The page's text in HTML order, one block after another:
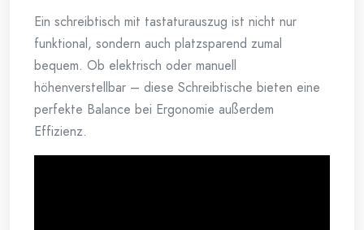
Ein schreibtisch mit tastaturauszug ist nicht nur
funktional, sondern auch platzsparend zumal
bequem. Ob elektrisch oder manuell
höhenverstellbar – diese Schreibtische bieten eine
perfekte Balance bei Ergonomie außerdem
Effizienz.